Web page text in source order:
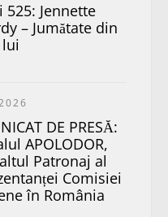
525: Jennette
– Jumătate din
DE PRESĂ:
APOLODOR,
Patronaj al
Comisiei
în România